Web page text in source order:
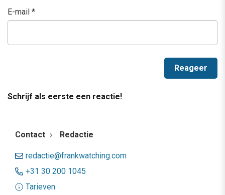
E-mail *
Schrijf als eerste een reactie!
Contact Redactie
redactie@frankwatching.com
+31 30 200 1045
Tarieven